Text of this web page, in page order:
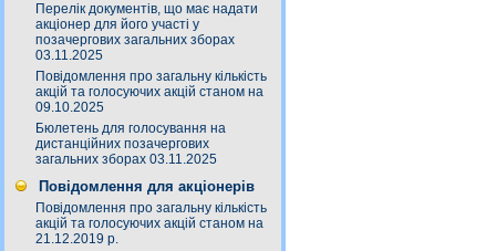
Перелік документів, що має надати
акціонер для його участі у
позачергових загальних зборах
03.11.2025
Повідомлення про загальну кількість
акцій та голосуючих акцій станом на
09.10.2025
Бюлетень для голосування на
дистанційних позачергових
загальних зборах 03.11.2025
Повідомлення для акціонерів
Повідомлення про загальну кількість
акцій та голосуючих акцій станом на
21.12.2019 р.